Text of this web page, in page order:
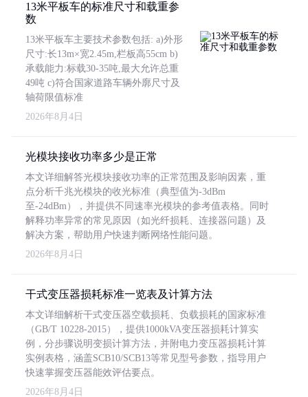
13米平板车的标准尺寸和载重参
数
13米平板车主要技术参数包括: a)外形
尺寸:长13m×宽2.45m,栏板高55cm b)
承载能力:标载30-35吨,最大允许总重
49吨 c)符合国家道路车辆外廓尺寸及
轴荷限值标准
2026年8月4日
光模块接收功率多少是正常
本文详细解答光模块接收功率的正常范围及影响因素，重
点分析千兆光模块的收光标准（典型值为-3dBm
至-24dBm），并提供不同速率光模块的参考值表格。同时
解释功率异常的常见原因（如光纤损耗、连接器问题）及
解决方案，帮助用户快速判断网络性能问题。
2026年8月4日
干式变压器损耗标准一览表及计算方法
本文详细解析干式变压器空载损耗、负载损耗的国家标准
（GB/T 10228-2015），提供1000kVA变压器损耗计算实
例，分步骤说明变损计算方法，并附电力变压器损耗计算
实例表格，涵盖SCB10/SCB13等常见型号参数，指导用户
快速掌握变压器能效评估要点。
2026年8月4日